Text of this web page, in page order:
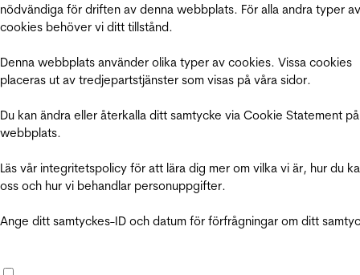
nödvändiga för driften av denna webbplats. För alla andra typer av
cookies behöver vi ditt tillstånd.
Denna webbplats använder olika typer av cookies. Vissa cookies
placeras ut av tredjepartstjänster som visas på våra sidor.
Du kan ändra eller återkalla ditt samtycke via Cookie Statement
webbplats.
Läs vår integritetspolicy för att lära dig mer om vilka vi är, hur du
oss och hur vi behandlar personuppgifter.
Ange ditt samtyckes-ID och datum för förfrågningar om ditt